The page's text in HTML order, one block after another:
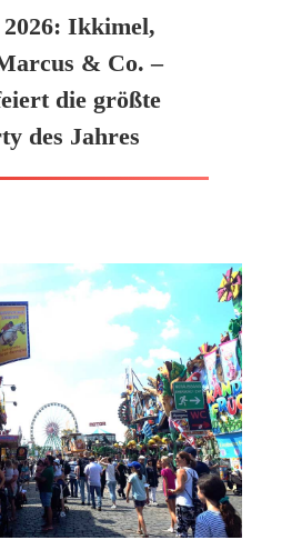
Ikkimel,
& Co. –
die größte
des Jahres